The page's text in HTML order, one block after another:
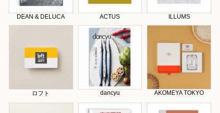
DEAN & DELUCA ACTUS ILLUMS
ロフト dancyu AKOMEYA TOKYO